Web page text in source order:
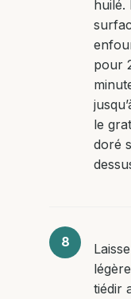
huilé.
pour
le
doré
tiédir